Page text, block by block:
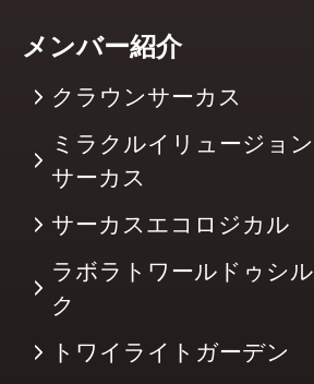
メンバー紹介
クラウンサーカス
ミラクルイリュージョン
サーカス
サーカスエコロジカル
ラボラトワールドゥシル
ク
トワイライトガーデン